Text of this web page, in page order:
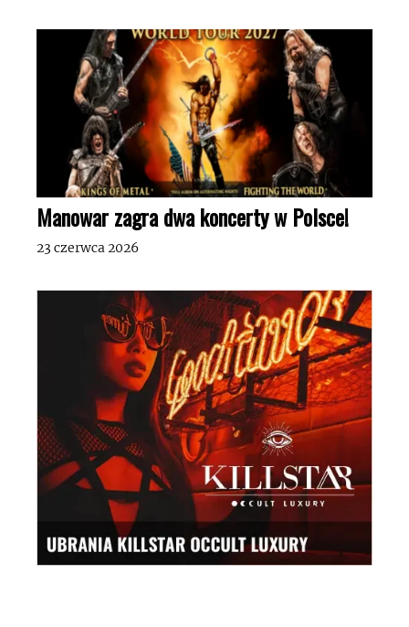
Manowar zagra dwa koncerty w Polsce!
23 czerwca 2026